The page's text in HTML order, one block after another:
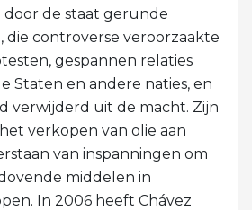
de staat gerunde
die controverse veroorzaakte
gespannen relaties
Staten en andere naties, en
verwijderd uit de macht. Zijn
verkopen van olie aan
​​van inspanningen om
middelen in
In 2006 heeft Chávez